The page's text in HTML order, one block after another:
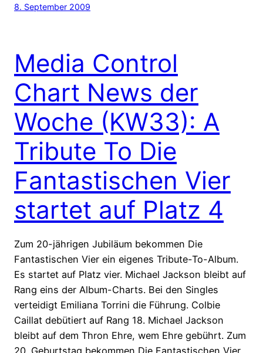
8. September 2009
Media Control
Chart News der
Woche (KW33): A
Tribute To Die
Fantastischen Vier
startet auf Platz 4
Zum 20-jährigen Jubiläum bekommen Die
Fantastischen Vier ein eigenes Tribute-To-Album.
Es startet auf Platz vier. Michael Jackson bleibt auf
Rang eins der Album-Charts. Bei den Singles
verteidigt Emiliana Torrini die Führung. Colbie
Caillat debütiert auf Rang 18. Michael Jackson
bleibt auf dem Thron Ehre, wem Ehre gebührt. Zum